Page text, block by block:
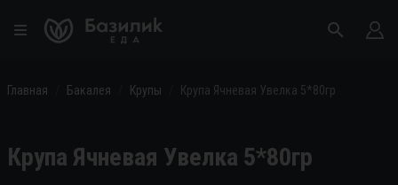
Главная Бакалея Крупы Крупа Ячневая Увелка 5*80гр
Крупа Ячневая Увелка 5*80гр